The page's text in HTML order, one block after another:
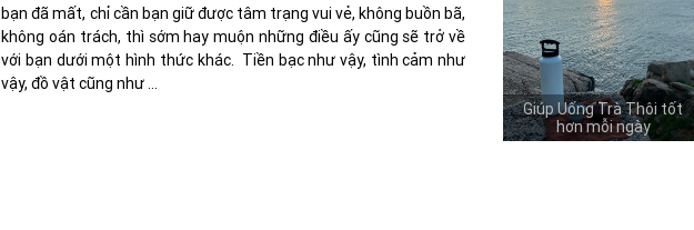
bạn đã mất, chỉ cần bạn giữ được tâm trạng vui vẻ, không buồn bã,
không oán trách, thì sớm hay muộn những điều ấy cũng sẽ trở về
với bạn dưới một hình thức khác. Tiền bạc như vậy, tình cảm như
vậy, đồ vật cũng như ...
GIỚI THIỆU SÁCH HAY